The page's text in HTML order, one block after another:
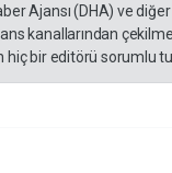
Ajansı (DHA) ve
kanallarından
bir editörü sorumlu